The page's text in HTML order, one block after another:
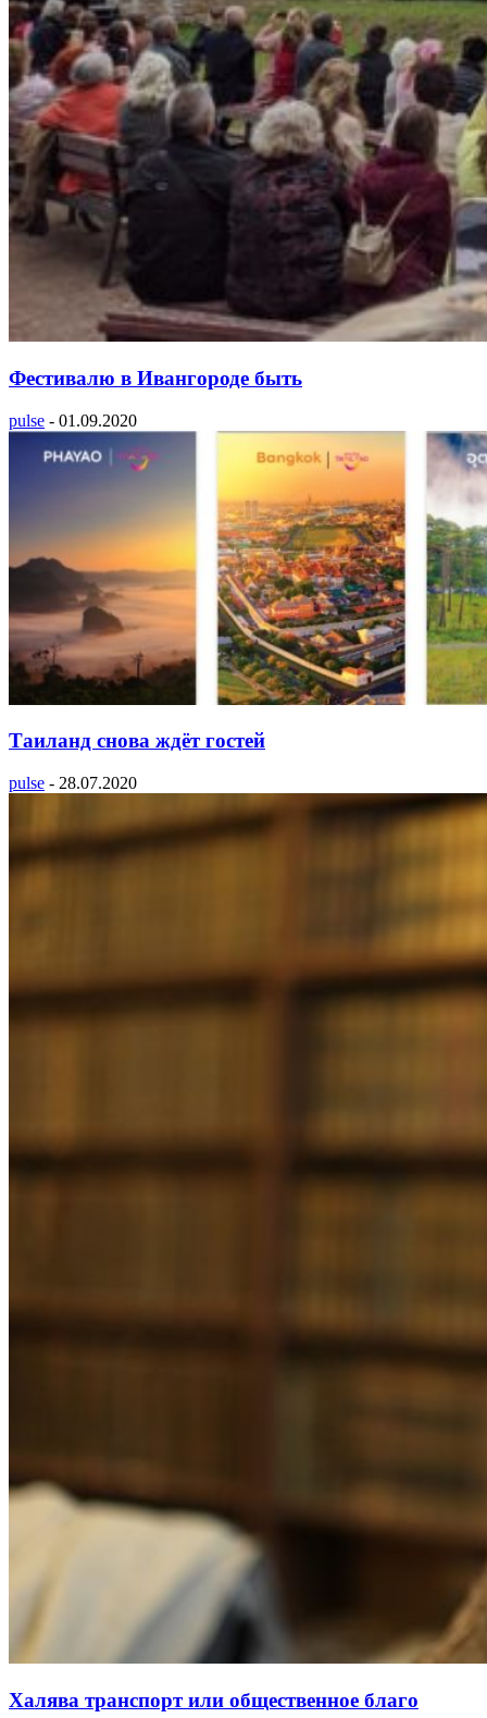
Фестивалю в Ивангороде быть
pulse - 01.09.2020
Таиланд снова ждёт гостей
pulse - 28.07.2020
Халява транспорт или общественное благо